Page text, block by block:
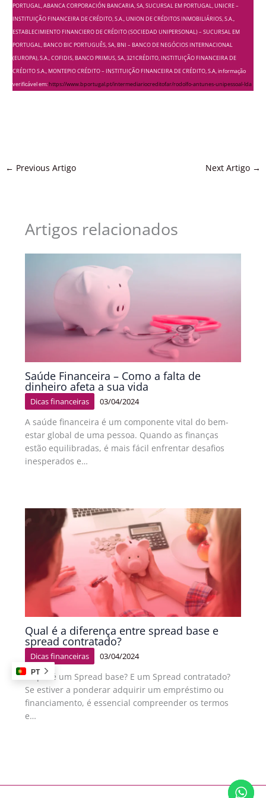
PORTUGAL, ABANCA CORPORACIÓN BANCARIA, SA, SUCURSAL EM PORTUGAL, UNICRE –
INSTITUIÇÃO FINANCEIRA DE CRÉDITO, S.A., UNION DE CRÉDITOS INMOBILIÁRIOS, S.A.,
ESTABLECIMIENTO FINANCIERO DE CRÉDITO (SOCIEDAD UNIPERSONAL) – SUCURSAL EM
PORTUGAL, BANCO BIC PORTUGUÊS, SA, BNI – BANCO DE NEGÓCIOS INTERNACIONAL
(EUROPA), S.A., COFIDIS, BANCO PRIMUS, SA, 321CRÉDITO, INSTITUIÇÃO FINANCEIRA DE
CRÉDITO S.A., MONTEPIO CRÉDITO – INSTITUIÇÃO FINANCEIRA DE CRÉDITO, S.A, informação
verificável em:https://www.bportugal.pt/intermediariocreditofar/rodolfo-antunes-unipessoal-lda
← Previous Artigo Next Artigo →
Artigos relacionados
Saúde Financeira – Como a falta de
dinheiro afeta a sua vida
Dicas financeiras 03/04/2024
A saúde financeira é um componente vital do bem-
estar global de uma pessoa. Quando as finanças
estão equilibradas, é mais fácil enfrentar desafios
inesperados e…
Qual é a diferença entre spread base e
spread contratado?
Dicas financeiras 03/04/2024
O que é um Spread base? E um Spread contratado?
Se estiver a ponderar adquirir um empréstimo ou
financiamento, é essencial compreender os termos
e…
PT